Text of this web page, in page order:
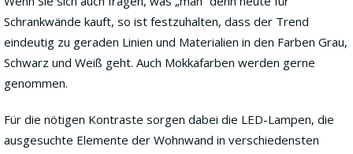
Schrankwände kauft, so ist festzuhalten, dass der Trend
eindeutig zu geraden Linien und Materialien in den Farben Grau,
Schwarz und Weiß geht. Auch Mokkafarben werden gerne
genommen.
Für die nötigen Kontraste sorgen dabei die LED-Lampen, die
ausgesuchte Elemente der Wohnwand in verschiedensten